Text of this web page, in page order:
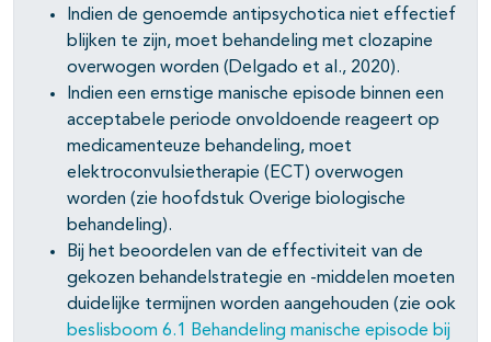
Indien de genoemde antipsychotica niet effectief
blijken te zijn, moet behandeling met clozapine
overwogen worden (Delgado et al., 2020).
Indien een ernstige manische episode binnen een
acceptabele periode onvoldoende reageert op
medicamenteuze behandeling, moet
elektroconvulsietherapie (ECT) overwogen
worden (zie hoofdstuk Overige biologische
behandeling).
Bij het beoordelen van de effectiviteit van de
gekozen behandelstrategie en -middelen moeten
duidelijke termijnen worden aangehouden (zie ook
beslisboom 6.1 Behandeling manische episode bij